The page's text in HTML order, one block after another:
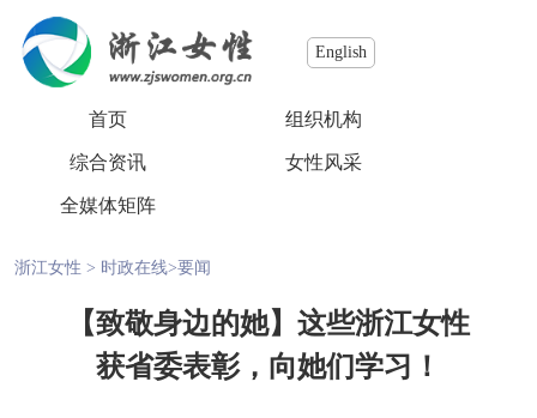
English
首页 组织机构
综合资讯 女性风采
全媒体矩阵
浙江女性 > 时政在线>要闻
【致敬身边的她】这些浙江女性
获省委表彰，向她们学习！